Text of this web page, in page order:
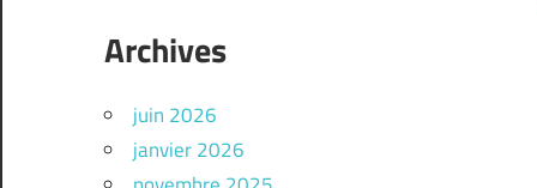
Archives
juin 2026
janvier 2026